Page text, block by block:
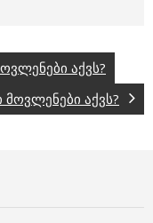
აქვს?
აქვს?